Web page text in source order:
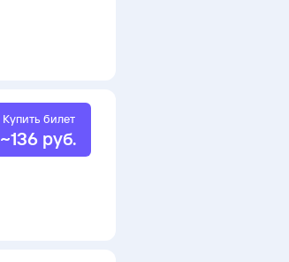
Купить билет
~136 руб.